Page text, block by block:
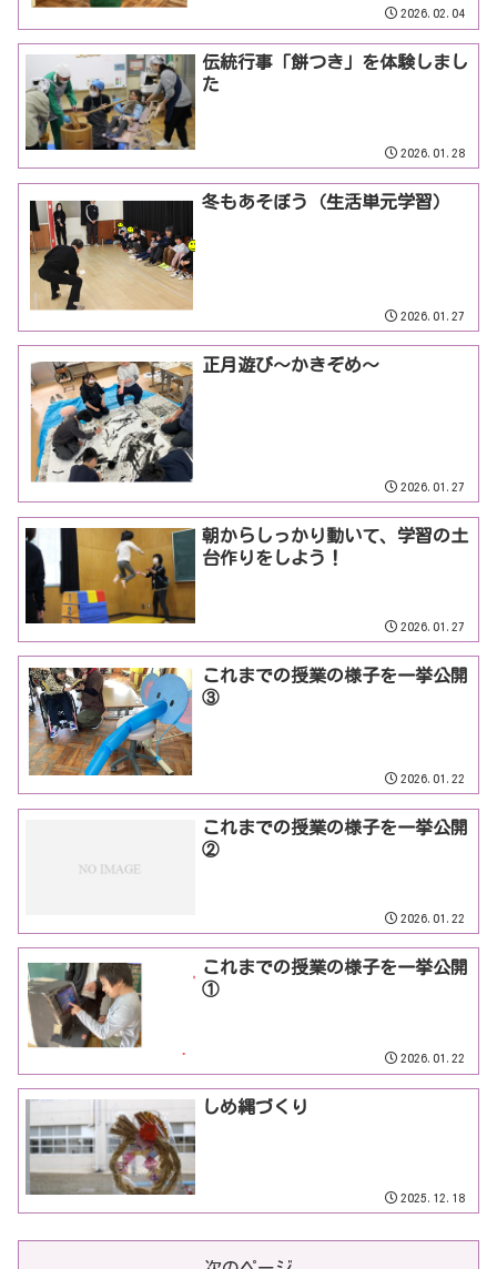
2026.02.04
伝統行事「餅つき」を体験しまし
た
2026.01.28
冬もあそぼう（生活単元学習）
2026.01.27
正月遊び～かきぞめ～
2026.01.27
朝からしっかり動いて、学習の土
台作りをしよう！
2026.01.27
これまでの授業の様子を一挙公開
③
2026.01.22
これまでの授業の様子を一挙公開
②
2026.01.22
これまでの授業の様子を一挙公開
①
2026.01.22
しめ縄づくり
2025.12.18